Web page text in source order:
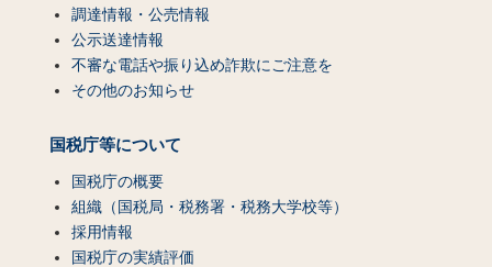
調達情報・公売情報
公示送達情報
不審な電話や振り込め詐欺にご注意を
その他のお知らせ
国税庁等について
国税庁の概要
組織（国税局・税務署・税務大学校等）
採用情報
国税庁の実績評価